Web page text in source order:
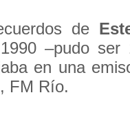
de
–pudo ser
en una
FM Río.